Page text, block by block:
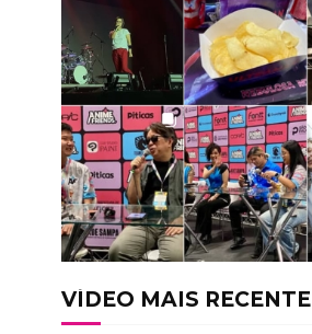
VÍDEO MAIS RECENTE